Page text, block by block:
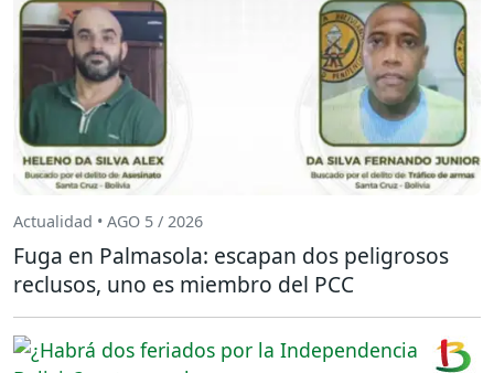
Actualidad • AGO 5 / 2026
Fuga en Palmasola: escapan dos peligrosos
reclusos, uno es miembro del PCC